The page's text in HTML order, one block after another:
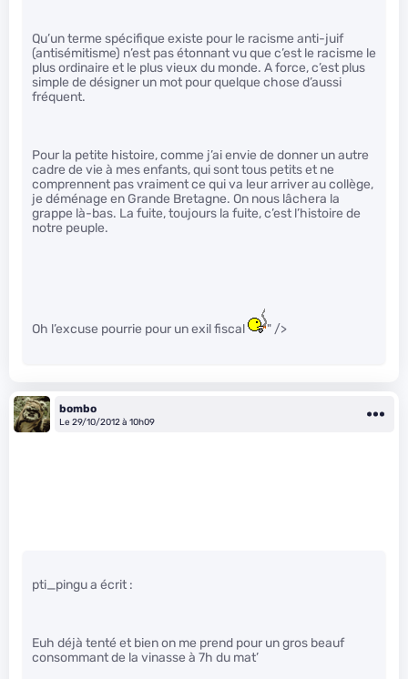
Qu’un terme spécifique existe pour le racisme anti-juif
(antisémitisme) n’est pas étonnant vu que c’est le racisme le
plus ordinaire et le plus vieux du monde. A force, c’est plus
simple de désigner un mot pour quelque chose d’aussi
fréquent.
Pour la petite histoire, comme j’ai envie de donner un autre
cadre de vie à mes enfants, qui sont tous petits et ne
comprennent pas vraiment ce qui va leur arriver au collège,
je déménage en Grande Bretagne. On nous lâchera la
grappe là-bas. La fuite, toujours la fuite, c’est l’histoire de
notre peuple.
Oh l’excuse pourrie pour un exil fiscal " />
bombo
Le 29/10/2012 à 10h09
pti_pingu a écrit :
Euh déjà tenté et bien on me prend pour un gros beauf
consommant de la vinasse à 7h du mat’